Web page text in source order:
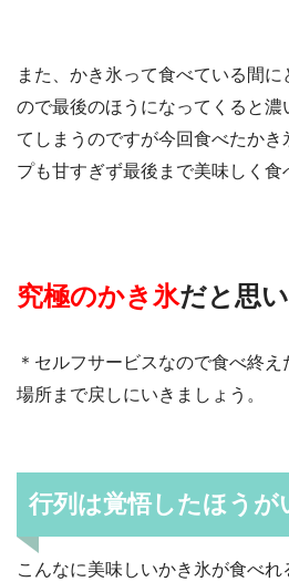
また、かき氷って食べている間に
ので最後のほうになってくると濃
てしまうのですが今回食べたか
プも甘すぎず最後まで美味しく食
究極のかき氷だと思い
＊セルフサービスなので食べ終
場所まで戻しにいきましょう。
行列は覚悟したほうが
こんなに美味しいかき氷が食べれ